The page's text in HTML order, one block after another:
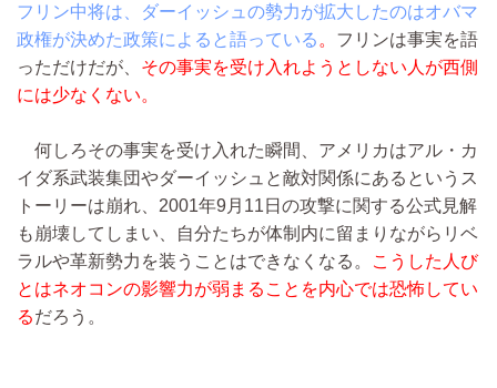
フリン中将は、ダーイッシュの勢力が拡大したのはオバマ
政権が決めた政策によると語っている 。 フリンは事実を語
っただけだが、 その事実を受け入れようとしない人が西側
には少なくない。
何しろその事実を受け入れた瞬間、アメリカはアル・カ
イダ系武装集団やダーイッシュと敵対関係にあるというス
トーリーは崩れ、2001年9月11日の攻撃に関する公式見解
も崩壊してしまい、自分たちが体制内に留まりながらリベ
ラルや革新勢力を装うことはできなくなる。
こうした人び
とはネオコンの影響力が弱まることを内心では恐怖してい
るだろう。